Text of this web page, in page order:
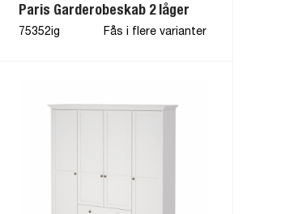
Paris Garderobeskab 2 låger
75352ig Fås i flere varianter